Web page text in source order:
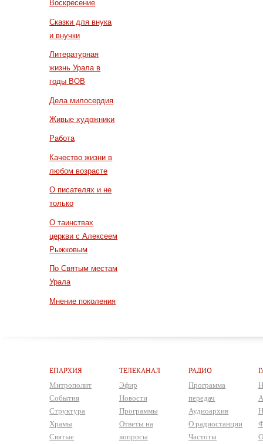
Воскресение
Сказки для внука
и внучки
Литературная
жизнь Урала в
годы ВОВ
Дела милосердия
Живые художники
Работа
Качество жизни в
любом возрасте
О писателях и не
только
О таинствах
церкви с Алексеем
Рыжковым
По Святым местам
Урала
Мнение поколения
ЕПАРХИЯ
Митрополит
События
Структура
Храмы
Святые
ТЕЛЕКАНАЛ
Эфир
Новости
Программы
Ответы на
вопросы
РАДИО
Программа
передач
Аудиоархив
О радиостанции
Частоты